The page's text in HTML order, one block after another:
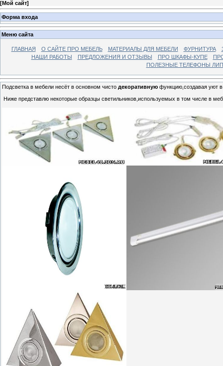
[Мой сайт]
Форма входа
Меню сайта
ГЛАВНАЯ О САЙТЕ ПРО МЕБЕЛЬ МАТЕРИАЛЫ ДЛЯ МЕБЕЛИ ФУРНИТУРА
НАШИ РАБОТЫ
ПРЕДЛОЖЕНИЯ И ОТЗЫВЫ ПРО ШКАФЫ-КУПЕ
ПОЛЕЗНЫЕ ТЕЛЕФОНЫ
Подсветка в мебели несёт в основном чисто декоративную функцию,создавая уют
Ниже представлю некоторые образцы светильников,используемых в том числе в